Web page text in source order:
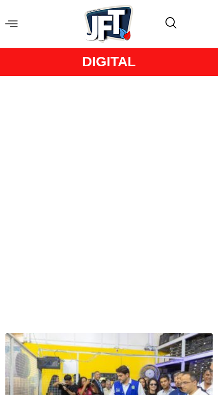
DIGITAL